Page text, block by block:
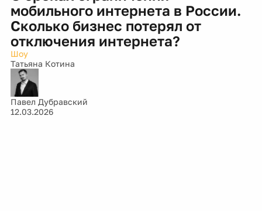
мобильного интернета в России.
Сколько бизнес потерял от
отключения интернета?
Шоу
Татьяна Котина
Павел Дубравский
12.03.2026